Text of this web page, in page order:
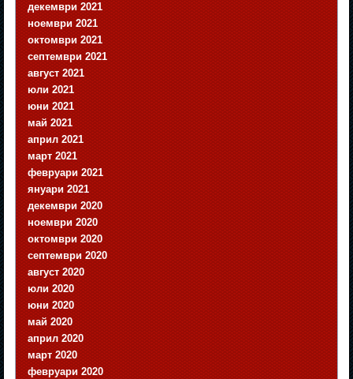
декември 2021
ноември 2021
октомври 2021
септември 2021
август 2021
юли 2021
юни 2021
май 2021
април 2021
март 2021
февруари 2021
януари 2021
декември 2020
ноември 2020
октомври 2020
септември 2020
август 2020
юли 2020
юни 2020
май 2020
април 2020
март 2020
февруари 2020